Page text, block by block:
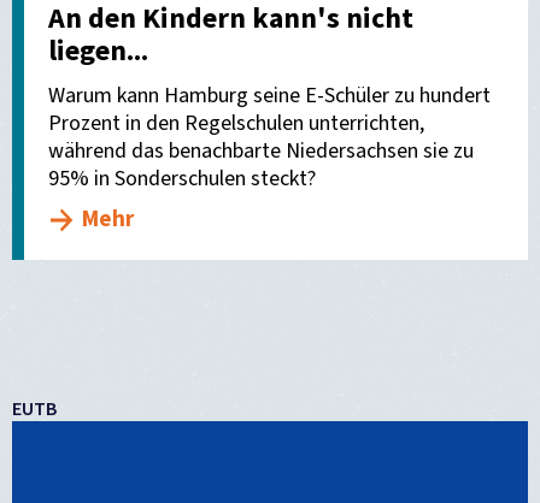
An den Kindern kann's nicht
liegen...
Warum kann Hamburg seine E-Schüler zu hundert
Prozent in den Regelschulen unterrichten,
während das benachbarte Niedersachsen sie zu
95% in Sonderschulen steckt?
Mehr
EUTB